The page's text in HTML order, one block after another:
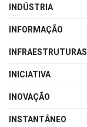
INDÚSTRIA
INFORMAÇÃO
INFRAESTRUTURAS
INICIATIVA
INOVAÇÃO
INSTANTÂNEO